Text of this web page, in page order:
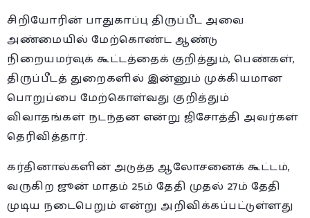
சிறியோரின் பாதுகாப்பு திருப்பீட அவை
அண்மையில் மேற்கொண்ட ஆண்டு
நிறையமர்வுக் கூட்டத்தைக் குறித்தும், பெண்கள்,
திருப்பீடத் துறைகளில் இன்னும் முக்கியமான
பொறுப்பை மேற்கொள்வது குறித்தும்
விவாதங்கள் நடந்தன என்று ஜிசோத்தி அவர்கள்
தெரிவித்தார்.
கர்தினால்களின் அடுத்த ஆலோசனைக் கூட்டம்,
வருகிற ஜூன் மாதம் 25ம் தேதி முதல் 27ம் தேதி
முடிய நடைபெறும் என்று அறிவிக்கப்பட்டுள்ளது